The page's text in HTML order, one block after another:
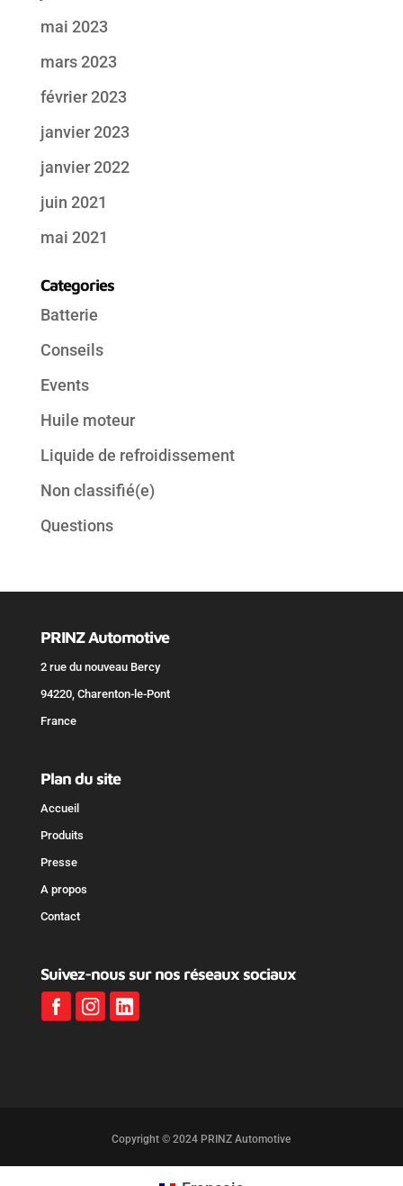
mai 2023
mars 2023
février 2023
janvier 2023
janvier 2022
juin 2021
mai 2021
Categories
Batterie
Conseils
Events
Huile moteur
Liquide de refroidissement
Non classifié(e)
Questions
PRINZ Automotive
2 rue du nouveau Bercy
94220, Charenton-le-Pont
France
Plan du site
Accueil
Produits
Presse
A propos
Contact
Suivez-nous sur nos réseaux sociaux
Copyright © 2024 PRINZ Automotive